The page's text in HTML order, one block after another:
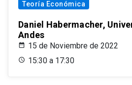
Teoría Económica
Daniel Habermacher,
Andes
15 de Noviembre de 2022
15:30 a 17:30